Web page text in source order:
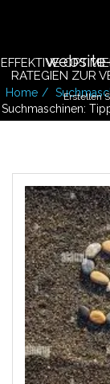
Erstellen
EFFEKTIVE
RATEGIEN ZUR
Home
Suchmaschinen: